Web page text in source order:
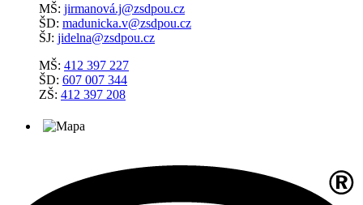
MŠ: jirmanová.j@zsdpou.cz
ŠD: madunicka.v@zsdpou.cz
ŠJ: jidelna@zsdpou.cz
MŠ: 412 397 227
ŠD: 607 007 344
ZŠ: 412 397 208